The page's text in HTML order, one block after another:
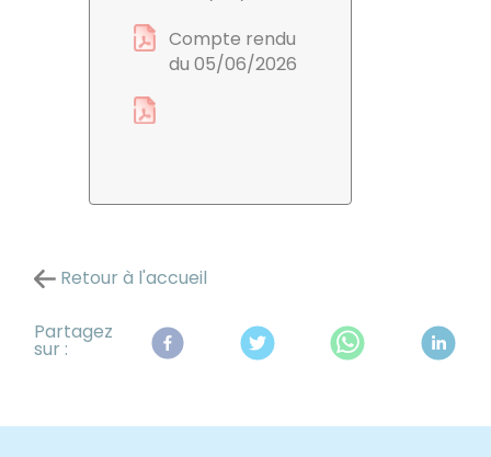
Compte rendu
du 05/06/2026
Retour à l'accueil
Partagez
sur :